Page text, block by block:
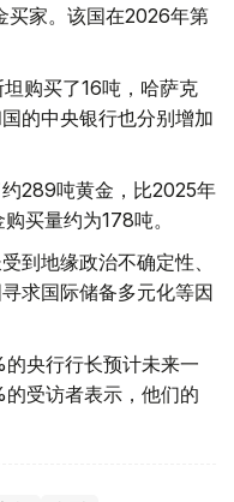
买家。该国在2026年第
购买了16吨，哈萨克
的中央银行也分别增加
289吨黄金，比2025年
买量约为178吨。
到地缘政治不确定性、
求国际储备多元化等因
央行行长预计未来一
受访者表示，他们的